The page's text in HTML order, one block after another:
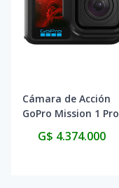
Cámara de Acción
GoPro Mission 1 Pro
BlackG$ 4.374.000